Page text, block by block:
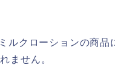
ルクローションの商
ません。